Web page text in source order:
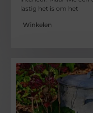
lastig het is om het
Winkelen